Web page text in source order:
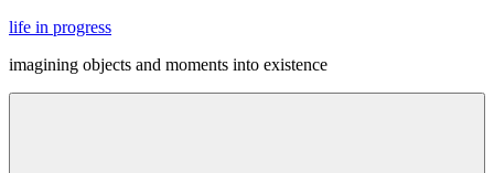
Skip
content
life in progress
imagining objects and moments into existence